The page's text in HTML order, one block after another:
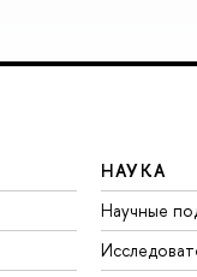
НАУКА
Научные